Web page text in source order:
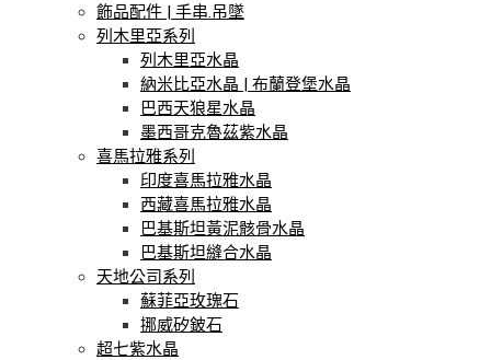
飾品配件 | 手串.吊墜
列木里亞系列
列木里亞水晶
納米比亞水晶 | 布蘭登堡水晶
巴西天狼星水晶
墨西哥克魯茲紫水晶
喜馬拉雅系列
印度喜馬拉雅水晶
西藏喜馬拉雅水晶
巴基斯坦黃泥骸骨水晶
巴基斯坦縫合水晶
天地公司系列
蘇菲亞玫瑰石
挪威矽鈹石
超七紫水晶